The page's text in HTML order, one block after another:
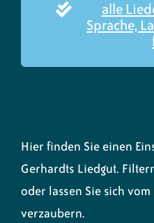
alle
Sprache,
Hier finden Sie einen
Gerhardts Liedgut.
oder lassen Sie sich
verzaubern.